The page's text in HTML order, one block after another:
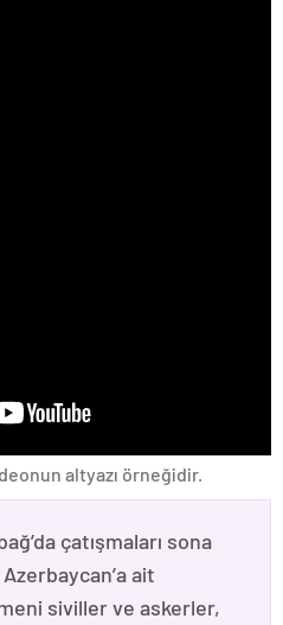
altyazı örneğidir.
çatışmaları sona
ait
siviller ve askerler,